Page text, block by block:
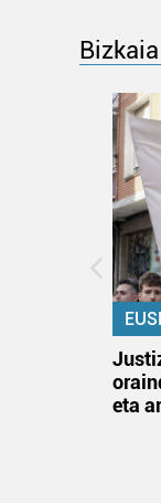
Bizkaia
eta